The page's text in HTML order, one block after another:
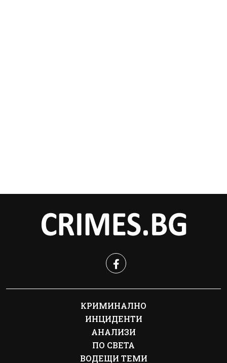
КРИМИНАЛНО
ИНЦИДЕНТИ
АНАЛИЗИ
ПО СВЕТА
ВОДЕЩИ ТЕМИ